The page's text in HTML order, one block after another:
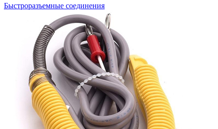
Быстроразъемные соединения